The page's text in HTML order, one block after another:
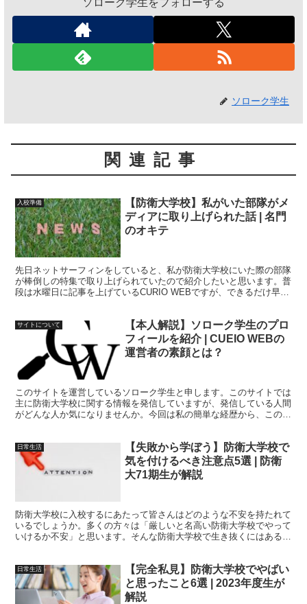
ソローク学生をフォローする
ソローク学生
関連記事
入校準備
【防衛大学校】私がいた部隊がメ
ディアに取り上げられた話 | 名門
のオキテ
先日ネットサーフィンをしていると、私が防衛大学校にいた際の部隊
が棒倒しの特集で取り上げられていたので紹介したいと思います。普
段は水曜日に記事を上げているCURIO WEBですが、できるだけ早く
しします。
サイトについて
【本人解説】ソローク学生のプロ
フィールを紹介 | CUEIO WEBの
運営者の素顔とは？
このサイトを運営しているソローク学生と申します。このサイトでは
主に防衛大学校に関する情報を発信していますが、発信している人間
がどんな人か気になりませんか。今回は私の簡単な経歴から、このサ
日常生活
【失敗から学ぼう】防衛大学校で
気を付けるべき注意点5選 | 防衛
大71期生が解説
防衛大学校に入校するにあたって皆さんはどのような不安を持たれて
いるでしょうか。多くの方々は「厳しいと名高い防衛大学校でやって
いけるか不安」と思います。そんな防衛大学校で生き抜くにはある程
日常生活
【完全私見】防衛大学校でやばい
と思ったこと6選 | 2023年度生が
解説